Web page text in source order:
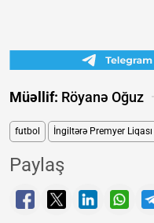
Müəllif: Röyanə Oğuz
futbol İngiltərə Premyer Liqası
Paylaş